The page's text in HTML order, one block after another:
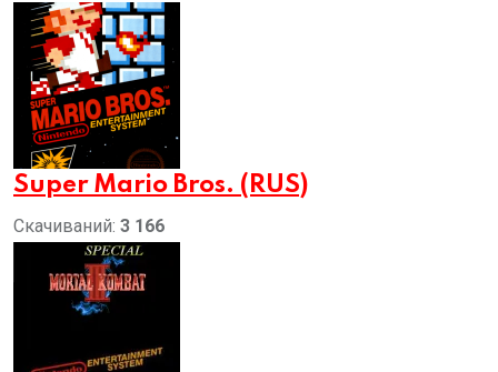
Super Mario Bros. (RUS)
Скачиваний: 3 166